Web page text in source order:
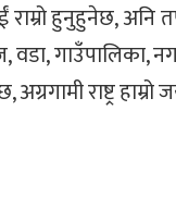
राम्रो हुनुहुनेछ,
वडा, गाउँपालिका,
राष्ट्र